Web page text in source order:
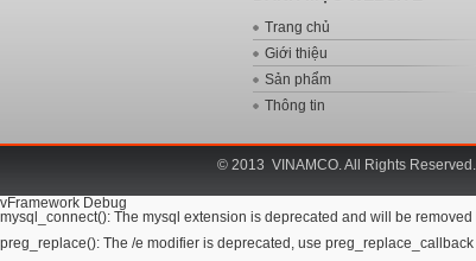
Trang chủ
Giới thiệu
Sản phẩm
Thông tin
© 2013 VINAMCO. All Rights Reserved.
vFramework Debug
mysql_connect(): The mysql extension is deprecated and will be
preg_replace(): The /e modifier is deprecated, use